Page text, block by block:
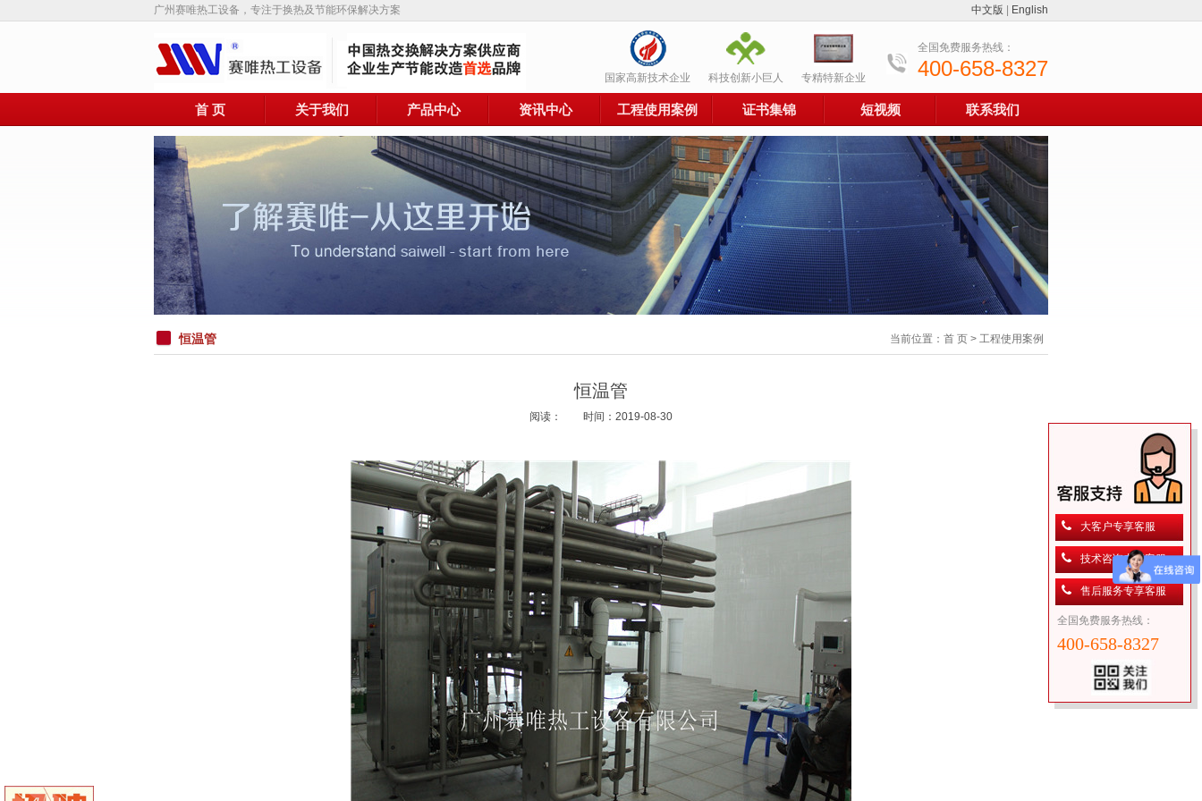
广州赛唯热工设备，专注于换热及节能环保解决方案 中文版 English
全国免费服务热线：
400-658-8327
国家高新技术企业 科技创新小巨人 专精特新企业
首 页 关于我们 产品中心 资讯中心 工程使用案例 证书集锦 短视频 联系我们
当前位置： 首 页 > 工程使用案例
恒温管
恒温管
阅读： 时间：2019-08-30
大客户专享客服
技术咨询专享客服
售后服务专享客服
全国免费服务热线：
400-658-8327